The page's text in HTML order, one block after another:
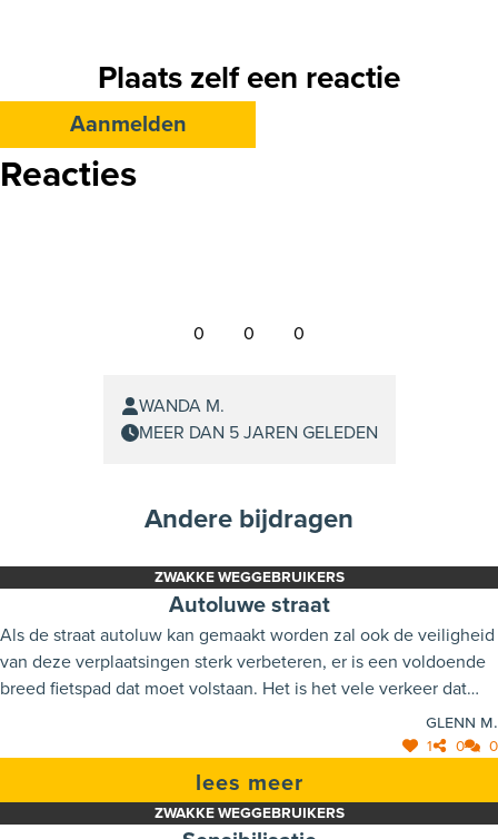
Plaats zelf een reactie
Aanmelden
Reacties
0 0 0
WANDA M.
MEER DAN 5 JAREN GELEDEN
Andere bijdragen
ZWAKKE WEGGEBRUIKERS
Autoluwe straat
Als de straat autoluw kan gemaakt worden zal ook de veiligheid
van deze verplaatsingen sterk verbeteren, er is een voldoende
breed fietspad dat moet volstaan. Het is het vele verkeer dat
Glenn M.
1 0 0
lees meer
ZWAKKE WEGGEBRUIKERS